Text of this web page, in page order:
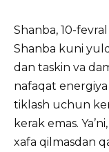
Shanba, 10-fevral
Shanba kuni
dan taskin va
nafaqat
tiklash uchun
kerak emas.
xafa qilmasdan